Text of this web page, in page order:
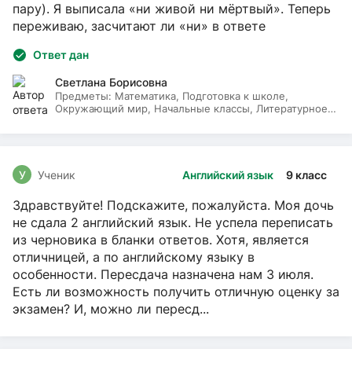
пару). Я выписала «ни живой ни мёртвый». Теперь
переживаю, засчитают ли «ни» в ответе
Ответ дан
Светлана Борисовна
Предметы: Математика, Подготовка к школе,
Окружающий мир, Начальные классы, Литературное
Английский язык 9 класс
У Ученик
Здравствуйте! Подскажите, пожалуйста. Моя дочь
не сдала 2 английский язык. Не успела переписать
из черновика в бланки ответов. Хотя, является
отличницей, а по английскому языку в
особенности. Пересдача назначена нам 3 июля.
Есть ли возможность получить отличную оценку за
экзамен? И, можно ли пересд...